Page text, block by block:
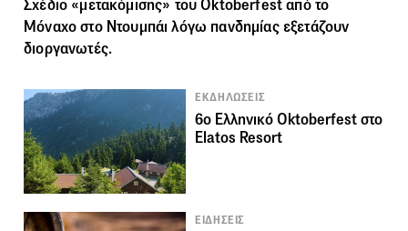
Σχέδιο «μετακόμισης» του Oktoberfest από το
Μόναχο στο Ντουμπάι λόγω πανδημίας εξετάζουν
διοργανωτές.
ΕΚΔΗΛΩΣΕΙΣ
6o Ελληνικό Oktoberfest στο
Elatos Resort
ΕΙΔΗΣΕΙΣ